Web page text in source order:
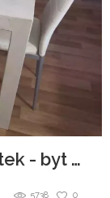
Forgood - stěrkovaný nábytek - byt UL
0
5738